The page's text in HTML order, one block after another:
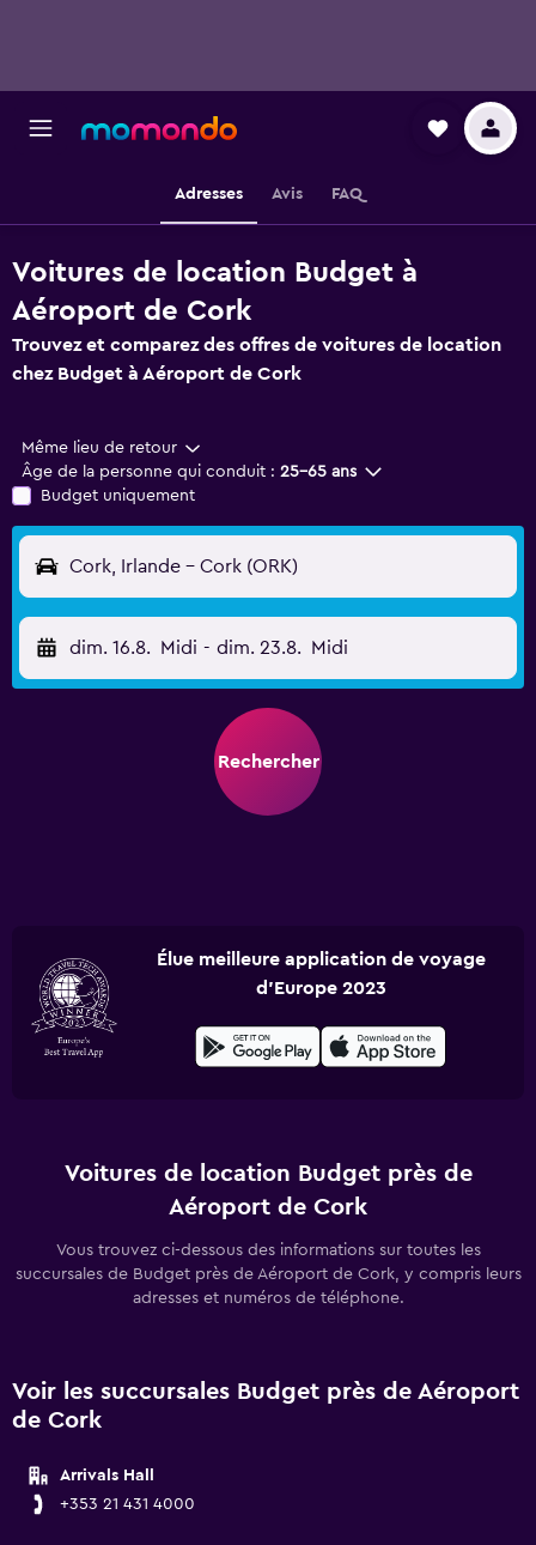
Adresses Avis FAQ
Voitures de location Budget à
Aéroport de Cork
Trouvez et comparez des offres de voitures de location
chez Budget à Aéroport de Cork
Même lieu de retour
Âge de la personne qui conduit : 25-65 ans
Budget uniquement
Cork, Irlande - Cork (ORK)
dim. 16.8. Midi - dim. 23.8. Midi
Rechercher
Élue meilleure application de voyage
d'Europe 2023
Voitures de location Budget près de
Aéroport de Cork
Vous trouvez ci-dessous des informations sur toutes les
succursales de Budget près de Aéroport de Cork, y compris leurs
adresses et numéros de téléphone.
Voir les succursales Budget près de Aéroport
de Cork
Arrivals Hall
+353 21 431 4000